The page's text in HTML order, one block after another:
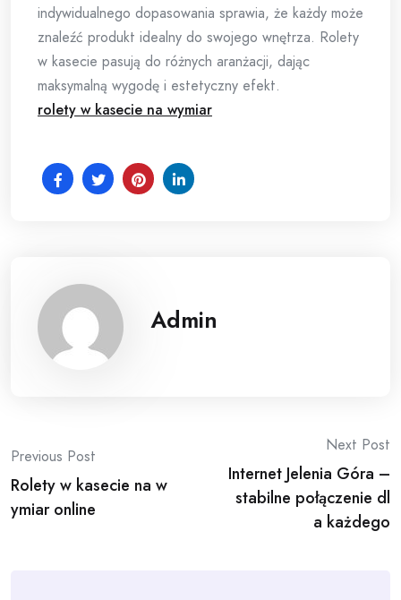
indywidualnego dopasowania sprawia, że każdy może
znaleźć produkt idealny do swojego wnętrza. Rolety
w kasecie pasują do różnych aranżacji, dając
maksymalną wygodę i estetyczny efekt.
rolety w kasecie na wymiar
Admin
Post
navigation
Previous Post
Rolety w kasecie na w
ymiar online
Next Post
Internet Jelenia Góra –
stabilne połączenie dl
a każdego